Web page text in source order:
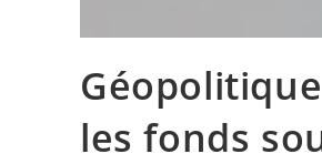
les fonds